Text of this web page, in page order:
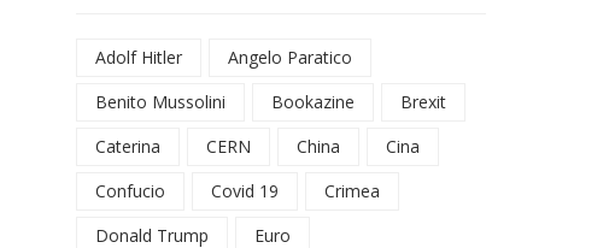
Adolf Hitler
Angelo Paratico
Benito Mussolini
Bookazine
Brexit
Caterina
CERN China
Cina
Confucio
Covid 19
Crimea
Donald Trump
Euro